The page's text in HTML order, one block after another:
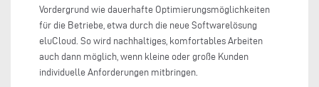
Vordergrund wie dauerhafte Optimierungsmöglichkeiten
für die Betriebe, etwa durch die neue Softwarelösung
eluCloud. So wird nachhaltiges, komfortables Arbeiten
auch dann möglich, wenn kleine oder große Kunden
individuelle Anforderungen mitbringen.